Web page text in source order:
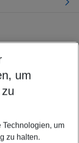
um
um
zu halten.